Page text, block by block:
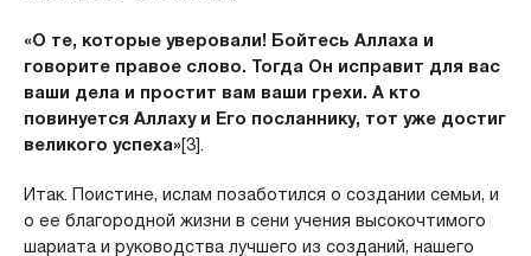
«О те, которые уверовали! Бойтесь Аллаха и
говорите правое слово. Тогда Он исправит для вас
ваши дела и простит вам ваши грехи. А кто
повинуется Аллаху и Его посланнику, тот уже достиг
великого успеха»[3].
Итак. Поистине, ислам позаботился о создании семьи, и
о ее благородной жизни в сени учения высокочтимого
шариата и руководства лучшего из созданий, нашего